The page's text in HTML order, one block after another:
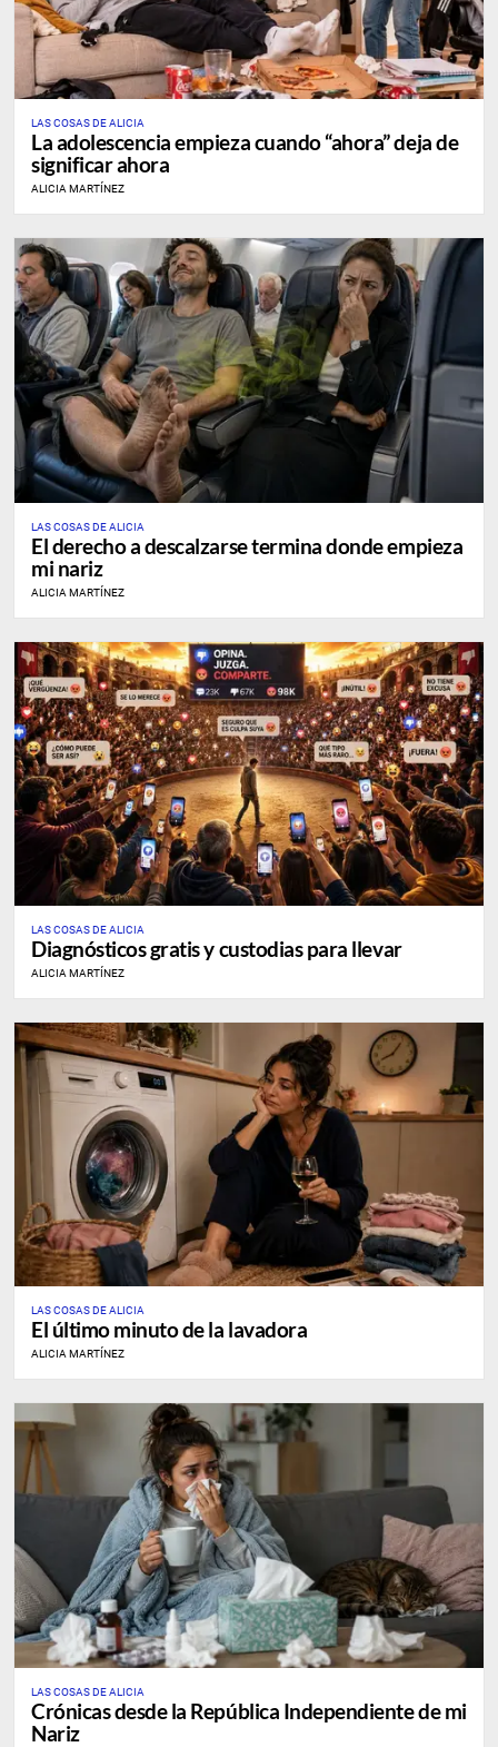
LAS COSAS DE ALICIA
La adolescencia empieza cuando “ahora” deja de
significar ahora
ALICIA MARTÍNEZ
LAS COSAS DE ALICIA
El derecho a descalzarse termina donde empieza
mi nariz
ALICIA MARTÍNEZ
LAS COSAS DE ALICIA
Diagnósticos gratis y custodias para llevar
ALICIA MARTÍNEZ
LAS COSAS DE ALICIA
El último minuto de la lavadora
ALICIA MARTÍNEZ
LAS COSAS DE ALICIA
Crónicas desde la República Independiente de mi
Nariz